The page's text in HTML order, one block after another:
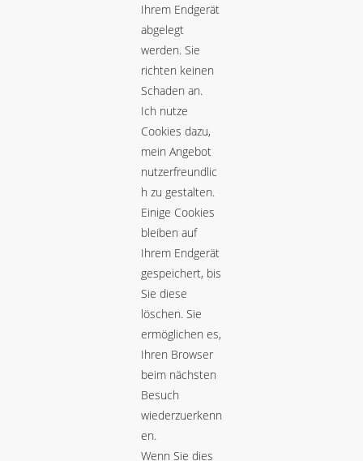
Ihrem Endgerät
abgelegt
werden. Sie
richten keinen
Schaden an.
Ich nutze
Cookies dazu,
mein Angebot
nutzerfreundlic
h zu gestalten.
Einige Cookies
bleiben auf
Ihrem Endgerät
gespeichert, bis
Sie diese
löschen. Sie
ermöglichen es,
Ihren Browser
beim nächsten
Besuch
wiederzuerkenn
en.
Wenn Sie dies